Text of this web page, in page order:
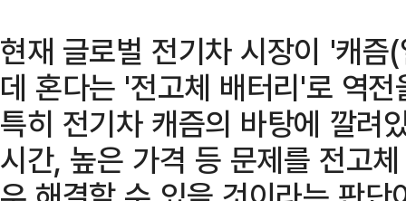
현재 글로벌 전기차 시장이 '캐
데 혼다는 '전고체 배터리'로 역
특히 전기차 캐즘의 바탕에 깔려
시간, 높은 가격 등 문제를 전고